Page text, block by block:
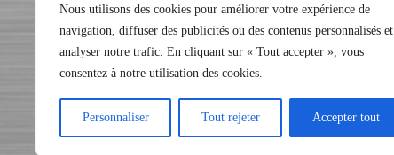
Nous utilisons des cookies pour améliorer votre expérience de
navigation, diffuser des publicités ou des contenus personnalisés et
analyser notre trafic. En cliquant sur « Tout accepter », vous
consentez à notre utilisation des cookies.
Personnaliser Tout rejeter Accepter tout